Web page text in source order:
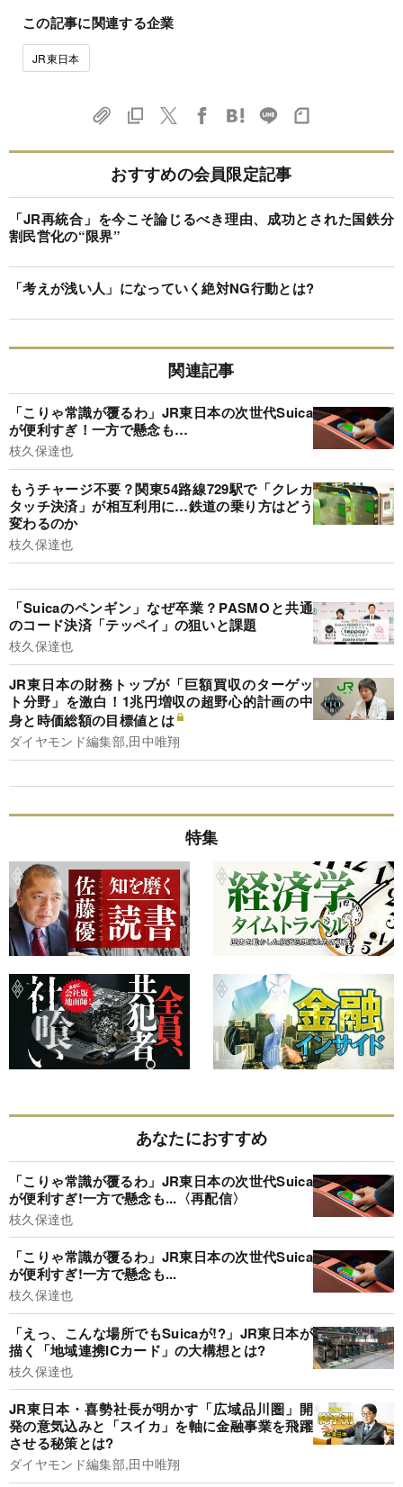
この記事に関連する企業
JR東日本
おすすめの会員限定記事
「JR再統合」を今こそ論じるべき理由、成功とされた国鉄分
割民営化の“限界”
「考えが浅い人」になっていく絶対NG行動とは?
関連記事
「こりゃ常識が覆るわ」JR東日本の次世代Suica
が便利すぎ！一方で懸念も…
枝久保達也
もうチャージ不要？関東54路線729駅で「クレカ
タッチ決済」が相互利用に…鉄道の乗り方はどう
変わるのか
枝久保達也
「Suicaのペンギン」なぜ卒業？PASMOと共通
のコード決済「テッペイ」の狙いと課題
枝久保達也
JR東日本の財務トップが「巨額買収のターゲッ
ト分野」を激白！1兆円増収の超野心的計画の中
身と時価総額の目標値とは
ダイヤモンド編集部,田中唯翔
特集
あなたにおすすめ
「こりゃ常識が覆るわ」JR東日本の次世代Suica
が便利すぎ!一方で懸念も...〈再配信〉
枝久保達也
「こりゃ常識が覆るわ」JR東日本の次世代Suica
が便利すぎ!一方で懸念も...
枝久保達也
「えっ、こんな場所でもSuicaが!?」JR東日本が
描く「地域連携ICカード」の大構想とは?
枝久保達也
JR東日本・喜勢社長が明かす「広域品川圏」開
発の意気込みと「スイカ」を軸に金融事業を飛躍
させる秘策とは?
ダイヤモンド編集部,田中唯翔